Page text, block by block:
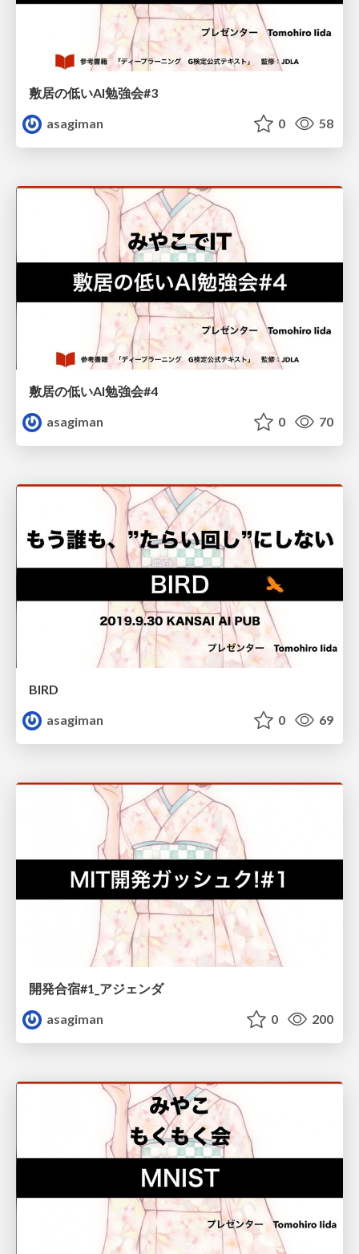
敷居の低いAI勉強会#3
asagiman
0 58
敷居の低いAI勉強会#4
asagiman
0 70
BIRD
asagiman
0 69
開発合宿#1_アジェンダ
asagiman
0 200